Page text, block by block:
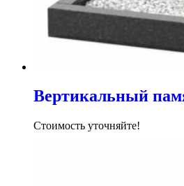
Вертикальный
Стоимость уточняйте!